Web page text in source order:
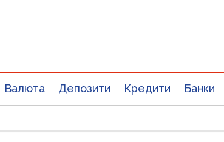
Валюта Депозити Кредити Банки